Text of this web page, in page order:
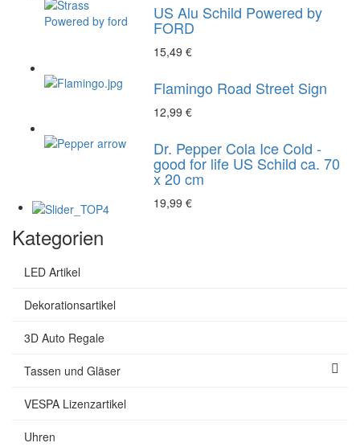
US Alu Schild Powered by
FORD
15,49 €
Flamingo Road Street Sign
12,99 €
Dr. Pepper Cola Ice Cold -
good for life US Schild ca. 70
x 20 cm
19,99 €
Kategorien
LED Artikel
Dekorationsartikel
3D Auto Regale
Tassen und Gläser
VESPA Lizenzartikel
Uhren